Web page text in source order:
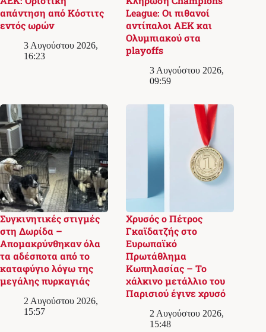
απάντηση από Κόστιτς
εντός ωρών
3 Αυγούστου 2026,
16:23
League: Οι πιθανοί
αντίπαλοι ΑΕΚ και
Ολυμπιακού στα
playoffs
3 Αυγούστου 2026,
09:59
Συγκινητικές στιγμές
στη Δωρίδα –
Απομακρύνθηκαν όλα
τα αδέσποτα από το
καταφύγιο λόγω της
μεγάλης πυρκαγιάς
2 Αυγούστου 2026,
15:57
Χρυσός ο Πέτρος
Γκαϊδατζής στο
Ευρωπαϊκό
Πρωτάθλημα
Κωπηλασίας – Το
χάλκινο μετάλλιο του
Παρισιού έγινε χρυσό
2 Αυγούστου 2026,
15:48